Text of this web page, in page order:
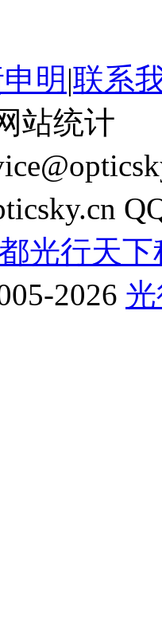
明 |联系
站统计
光行天
2026